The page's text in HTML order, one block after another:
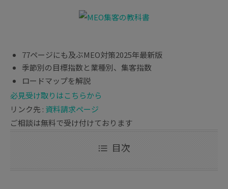
77ページにも及ぶMEO対策2025年最新版
季節別の目標指数と業種別、集客指数
ロードマップを解説
必見受け取りはこちらから
リンク先 : 資料請求ページ
ご相談は無料で受け付けております
目次